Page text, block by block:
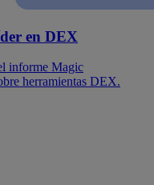
en DEX
informe Magic
herramientas DEX.